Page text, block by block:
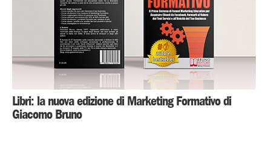
Libri: la nuova edizione di Marketing Formativo di
Giacomo Bruno